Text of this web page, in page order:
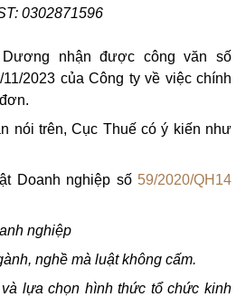
0302871596
nhận được công văn số
2023 của Công ty về việc chính
nói trên, Cục Thuế có ý kiến như
Doanh nghiệp số 59/2020/QH14
nghiệp
nghề mà luật không cấm.
lựa chọn hình thức tổ chức kinh